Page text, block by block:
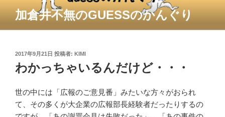
テ
加倉井不無のGUESSのかんぐり
投
稿
日:
2017年9月21日 投稿者: KIMI
わかっちゃいるんだけど・・・
世の中には「広報のご意見番」みたいな方々がおられ
て、その多くが大企業の広報部長経験者だったりするの